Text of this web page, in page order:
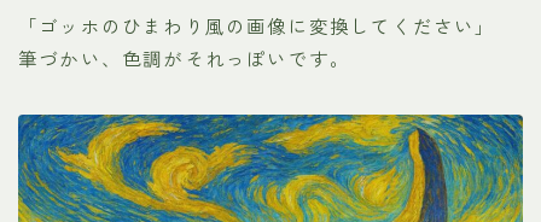
「ゴッホのひまわり風の画像に変換してください」
筆づかい、色調がそれっぽいです。